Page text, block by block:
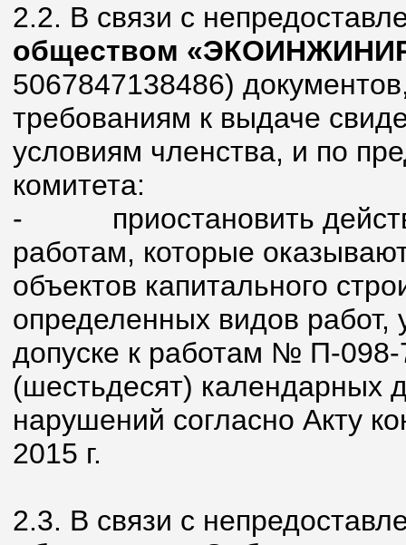
2.2. В связи с
обществом
5067847138486)
требованиям к выдаче
условиям членства, и по
комитета:
-
приостановить
работам, которые
объектов капитального
определенных видов работ,
допуске к работам № П-
(шестьдесят) календарных
нарушений согласно Акту
2015 г.
2.3. В связи с